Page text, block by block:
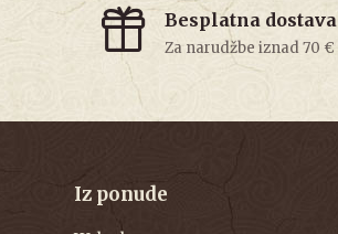
Besplatna dostava
Za narudžbe iznad 70 €
Iz ponude